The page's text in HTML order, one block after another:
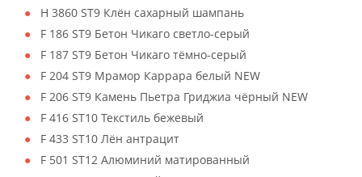
H 3860 ST9 Клён сахарный шампань
F 186 ST9 Бетон Чикаго светло-серый
F 187 ST9 Бетон Чикаго тёмно-серый
F 204 ST9 Мрамор Каррара белый NEW
F 206 ST9 Камень Пьетра Гриджиа чёрный NEW
F 416 ST10 Текстиль бежевый
F 433 ST10 Лён антрацит
F 501 ST12 Алюминий матированный